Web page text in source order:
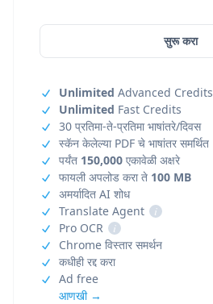
सुरू करा
Unlimited Advanced Credits
Unlimited Fast Credits
30 प्रतिमा-ते-प्रतिमा भाषांतरे/दिवस
स्कॅन केलेल्या PDF चे भाषांतर समर्थित
पर्यंत 150,000 एकावेळी अक्षरे
फायली अपलोड करा ते 100 MB
अमर्यादित AI शोध
Translate Agent
i
Pro OCR
i
Chrome विस्तार समर्थन
कधीही रद्द करा
Ad free
आणखी →